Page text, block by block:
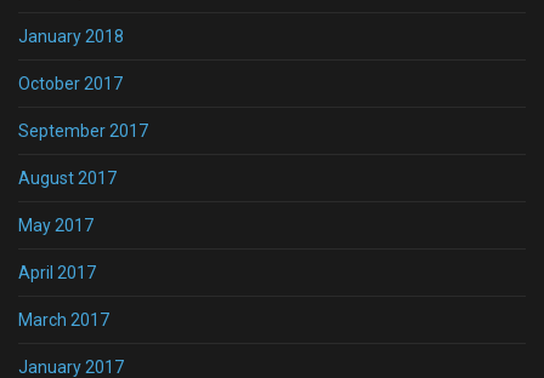
January 2018
October 2017
September 2017
August 2017
May 2017
April 2017
March 2017
January 2017